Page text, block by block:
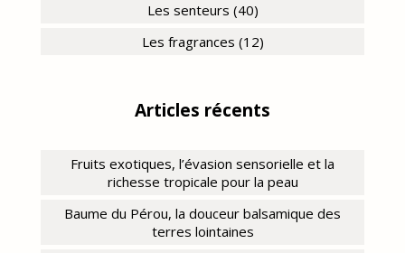
Les senteurs (40)
Les fragrances (12)
Articles récents
Fruits exotiques, l’évasion sensorielle et la
richesse tropicale pour la peau
Baume du Pérou, la douceur balsamique des
terres lointaines